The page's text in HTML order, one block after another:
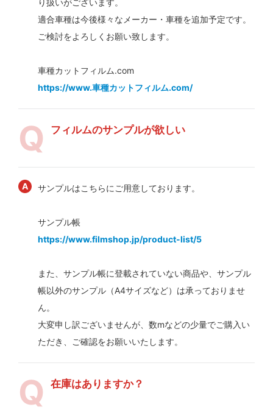
り扱いがございます。
適合車種は今後様々なメーカー・車種を追加予定です。
ご検討をよろしくお願い致します。
車種カットフィルム.com
https://www.車種カットフィルム.com/
フィルムのサンプルが欲しい
サンプルはこちらにご用意しております。
サンプル帳
https://www.filmshop.jp/product-list/5
また、サンプル帳に登載されていない商品や、サンプル
帳以外のサンプル（A4サイズなど）は承っておりませ
ん。
大変申し訳ございませんが、数mなどの少量でご購入い
ただき、ご確認をお願いいたします。
在庫はありますか？